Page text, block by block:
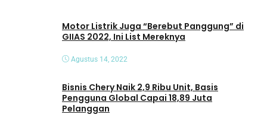
Motor Listrik Juga “Berebut Panggung” di
GIIAS 2022, Ini List Mereknya
Agustus 14, 2022
Bisnis Chery Naik 2,9 Ribu Unit, Basis
Pengguna Global Capai 18,89 Juta
Pelanggan